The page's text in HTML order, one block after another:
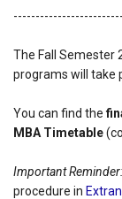
Τhe Fall Semester
programs will take
You can find the
MBA Timetable
Important Reminder:
procedure in